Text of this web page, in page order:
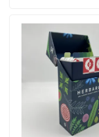
Peça umas
Impressão de
Impressão